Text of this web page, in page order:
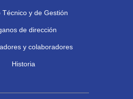
Técnico y de Gestión
de dirección
y colaboradores
Historia